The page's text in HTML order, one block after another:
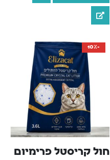
-10%
חול קריסטל פרימיום